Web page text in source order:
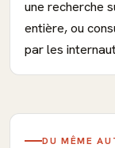
une recherche
entière, ou
par les
DU MÊME